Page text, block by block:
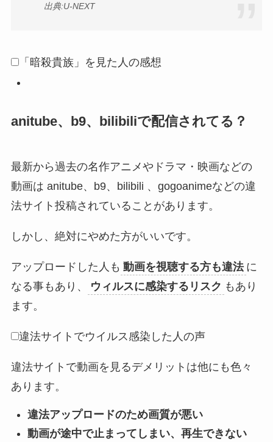
出典:U-NEXT
「暗殺貴族」を見た人の感想
anitube、b9、bilibiliで配信されてる？
最新から過去の名作アニメやドラマ・映画などの
動画は anitube、b9、bilibili 、gogoanimeなどの違
法サイト投稿されていることがあります。
しかし、絶対にやめた方がいいです。
アップロードした人も 動画を視聴する方も違法 に
なる事もあり、
ウィルスに感染するリスク もあり
ます。
違法サイトでウイルス感染した人の声
違法サイトで動画を見るデメリットは他にも色々
あります。
違法アップロードのため画質が悪い
動画が途中で止まってしまい、再生できない